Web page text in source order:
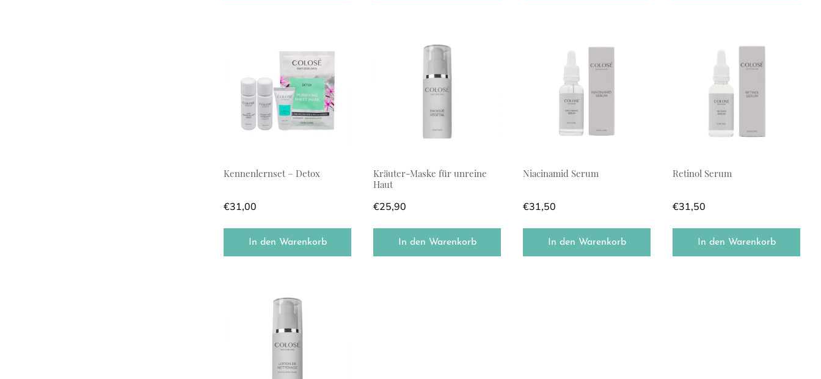
Kennenlernset – Detox
€31,00
In den Warenkorb
Kräuter-Maske für unreine
Haut
€25,90
In den Warenkorb
Niacinamid Serum
€31,50
In den Warenkorb
Retinol Serum
€31,50
In den Warenkorb